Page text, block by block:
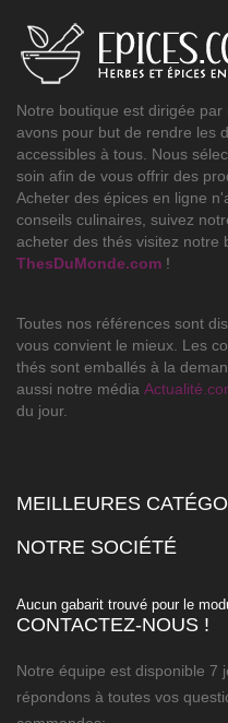
Notre boutique est dirigée
avons pour but de rendre les
accessibles à tous. Nous
soin afin de vous offrir des
Acheter des épices en ligne
conseils culinaires, suivez
acheter des thés visitez notre
ThesDuMonde.com !
Toutes nos références sont
vous convient le mieux. Les
thés sont emballés à la
aussi notre média
du jour.
MEILLEURES
NOTRE SOCIÉTÉ
Aucun gabarit trouvé pour le
CONTACTEZ-NOUS !
Notre équipe est disponible 7
répondons à toutes vos